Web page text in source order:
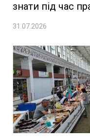
знати під час
31.07.2026